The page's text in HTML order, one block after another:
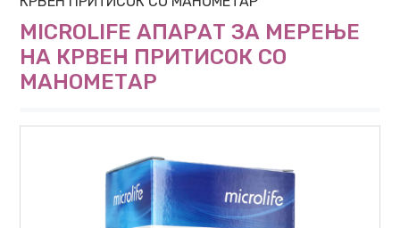
MICROLIFE АПАРАТ ЗА МЕРЕЊЕ
НА КРВЕН ПРИТИСОК СО
МАНОМЕТАР